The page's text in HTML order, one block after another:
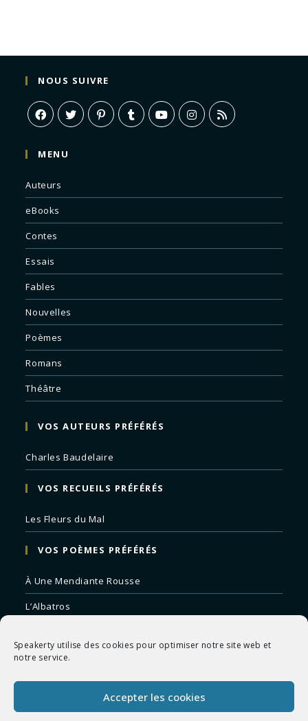
Speakerty utilise des cookies pour optimiser notre site web et
notre service.
Accepter les cookies
NOUS SUIVRE
MENU
Auteurs
eBooks
Contes
Essais
Fables
Nouvelles
Poèmes
Romans
Théâtre
VOS AUTEURS PRÉFÉRÉS
Charles Baudelaire
VOS RECUEILS PRÉFÉRÉS
Les Fleurs du Mal
VOS POÈMES PRÉFÉRÉS
À Une Mendiante Rousse
L’Albatros
Remords Posthume
La Mort des Artistes